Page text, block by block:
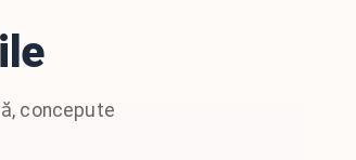
concepute